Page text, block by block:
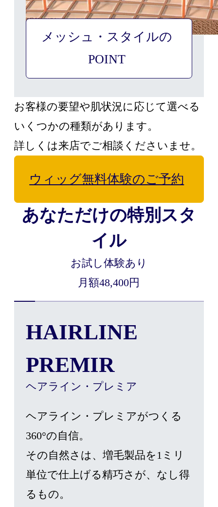
リアルな素材で、軽く涼
POINT
①自然なショートスタイルが可能
②根本が見えても自然
③生え際までリアルに再現
メッシュ・スタイルの
POINT
お客様の要望や肌状況に応じて選べる
いくつかの種類があります。
詳しくは来店でご相談くださいませ。
ウィッグ無料体験のご予約
あなただけの特別スタ
イル
お試し体験あり
月額48,400円
HAIRLINE
PREMIR
ヘアライン・プレミア
ヘアライン・プレミアがつくる
360°の自信。
その自然さは、増毛製品を1ミリ
単位で仕上げる精巧さが、なし得
るもの。